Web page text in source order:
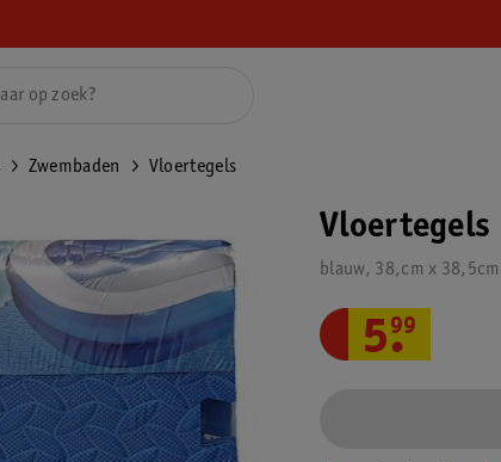
Zwembaden Vloertegels
Vloertegels
blauw, 38,cm x
5.
99